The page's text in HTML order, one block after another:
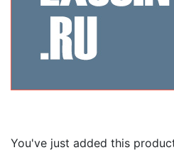
You've just added this